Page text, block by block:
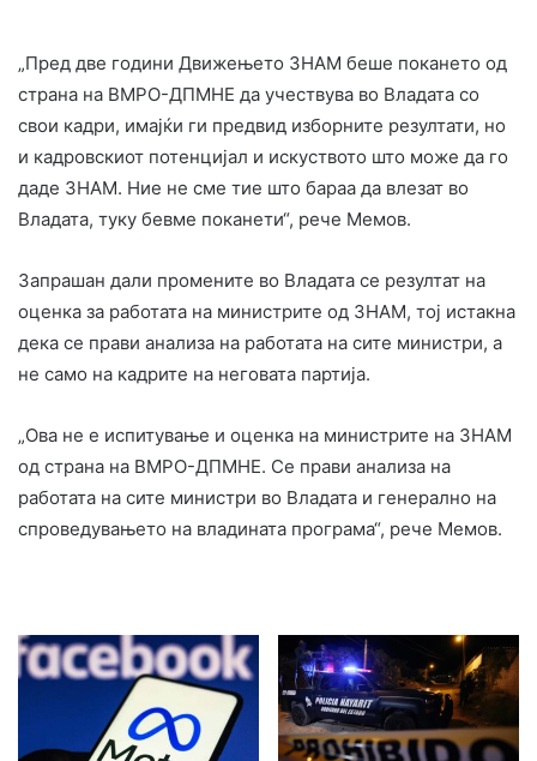
„Пред две години Движењето ЗНАМ беше покането од
страна на ВМРО-ДПМНЕ да учествува во Владата со
свои кадри, имајќи ги предвид изборните резултати, но
и кадровскиот потенцијал и искуството што може да го
даде ЗНАМ. Ние не сме тие што бараа да влезат во
Владата, туку бевме поканети“, рече Мемов.
Запрашан дали промените во Владата се резултат на
оценка за работата на министрите од ЗНАМ, тој истакна
дека се прави анализа на работата на сите министри, а
не само на кадрите на неговата партија.
„Ова не е испитување и оценка на министрите на ЗНАМ
од страна на ВМРО-ДПМНЕ. Се прави анализа на
работата на сите министри во Владата и генерално на
спроведувањето на владината програма“, рече Мемов.